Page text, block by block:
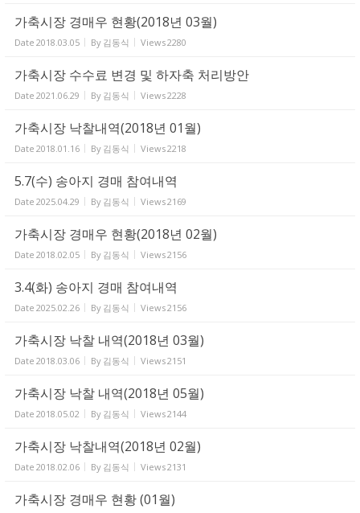
가축시장 경매우 현황(2018년 03월)
Date 2018.03.05 By 김동식 Views2280
가축시장 수수료 변경 및 하자축 처리방안
Date 2021.06.29 By 김동식 Views2228
가축시장 낙찰내역(2018년 01월)
Date 2018.01.16 By 김동식 Views2218
5.7(수) 송아지 경매 참여내역
Date 2025.04.29 By 김동식 Views2169
가축시장 경매우 현황(2018년 02월)
Date 2018.02.05 By 김동식 Views2156
3.4(화) 송아지 경매 참여내역
Date 2025.02.26 By 김동식 Views2156
가축시장 낙찰 내역(2018년 03월)
Date 2018.03.06 By 김동식 Views2151
가축시장 낙찰 내역(2018년 05월)
Date 2018.05.02 By 김동식 Views2144
가축시장 낙찰내역(2018년 02월)
Date 2018.02.06 By 김동식 Views2131
가축시장 경매우 현황 (01월)